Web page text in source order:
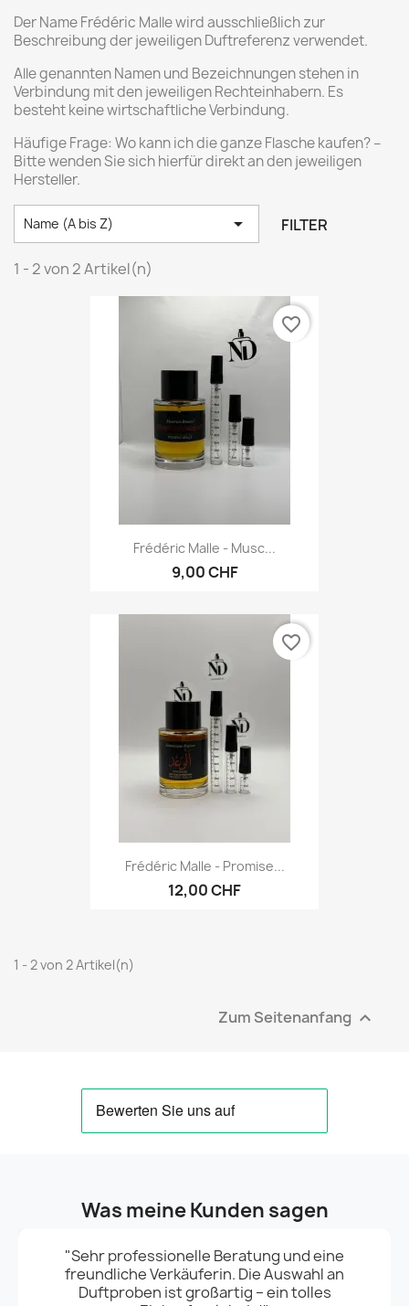
Der Name Frédéric Malle wird ausschließlich zur
Beschreibung der jeweiligen Duftreferenz verwendet.
Alle genannten Namen und Bezeichnungen stehen in
Verbindung mit den jeweiligen Rechteinhabern. Es
besteht keine wirtschaftliche Verbindung.
Häufige Frage: Wo kann ich die ganze Flasche kaufen? –
Bitte wenden Sie sich hierfür direkt an den jeweiligen
Hersteller.
Name (A bis Z)  FILTER
1 - 2 von 2 Artikel(n)
Frédéric Malle - Musc...
9,00 CHF
favorite_border
Frédéric Malle - Promise...
12,00 CHF
favorite_border
1 - 2 von 2 Artikel(n)
Zum Seitenanfang 
Was meine Kunden sagen
"Sehr professionelle Beratung und eine
freundliche Verkäuferin. Die Auswahl an
Duftproben ist großartig – ein tolles